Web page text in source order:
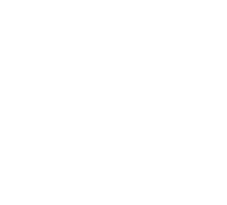
Activistas
que «los